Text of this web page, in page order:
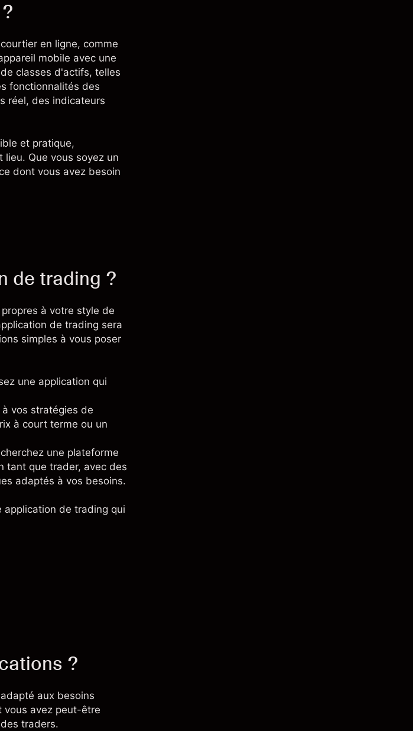
en ligne, comme
mobile avec une
classes d'actifs, telles
fonctionnalités des
réel, des indicateurs
et pratique,
Que vous soyez un
dont vous avez besoin
de trading ?
à votre style de
de trading sera
simples à vous poser
une application qui
vos stratégies de
à court terme ou un
une plateforme
tant que trader, avec des
adaptés à vos besoins.
application de trading qui
?
aux besoins
vous avez peut-être
traders.